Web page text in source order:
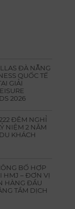
QUỐC TẾ
GIẢI
2026
NIỆM 2 NĂM
KHÁCH
HMJ – ĐƠN VỊ
HÀNG ĐẦU
TẦM DỊCH